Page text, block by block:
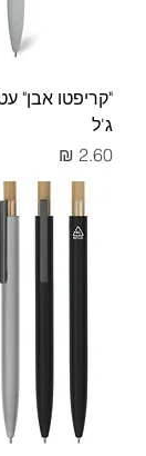
"קריפטו אבן"
ג'ל
מחיר